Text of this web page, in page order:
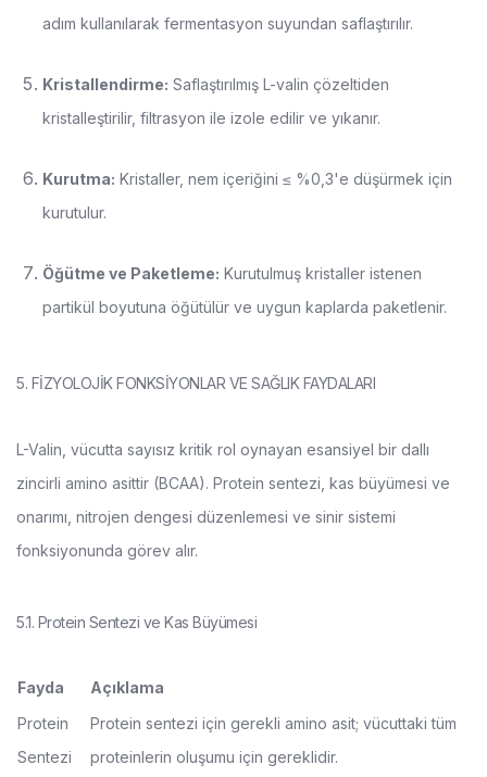
adım kullanılarak fermentasyon suyundan saflaştırılır.
Kristallendirme: Saflaştırılmış L-valin çözeltiden
kristalleştirilir, filtrasyon ile izole edilir ve yıkanır.
Kurutma: Kristaller, nem içeriğini ≤ %0,3'e düşürmek için
kurutulur.
Öğütme ve Paketleme: Kurutulmuş kristaller istenen
partikül boyutuna öğütülür ve uygun kaplarda paketlenir.
5. FİZYOLOJİK FONKSİYONLAR VE SAĞLIK FAYDALARI
L-Valin, vücutta sayısız kritik rol oynayan esansiyel bir dallı
zincirli amino asittir (BCAA). Protein sentezi, kas büyümesi ve
onarımı, nitrojen dengesi düzenlemesi ve sinir sistemi
fonksiyonunda görev alır.
5.1. Protein Sentezi ve Kas Büyümesi
Fayda
Açıklama
Protein
Sentezi
Protein sentezi için gerekli amino asit; vücuttaki tüm
proteinlerin oluşumu için gereklidir.